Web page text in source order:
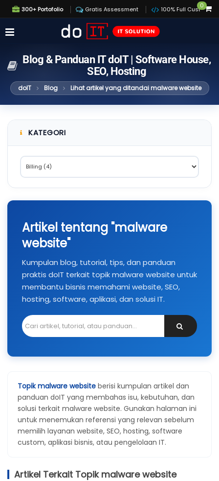
300+ Portofolio Gratis Assessment 100% Full Custom
0
Blog & Panduan IT doIT | Software House,
SEO, Hosting
doIT Blog Lihat artikel yang ditandai malware website
KATEGORI
Artikel tentang "malware
website"
Kumpulan blog, tutorial, tips, dan panduan
praktis doIT terkait topik malware website untuk
membantu bisnis memahami website, SEO,
hosting, software, aplikasi, dan solusi IT.
Topik malware website berisi kumpulan artikel dan
panduan doIT yang membahas isu, kebutuhan, dan
solusi terkait malware website. Gunakan halaman ini
untuk menemukan referensi yang relevan sebelum
memilih layanan website, SEO, hosting, software
custom, aplikasi bisnis, atau pengelolaan IT.
Artikel Terkait Topik malware website